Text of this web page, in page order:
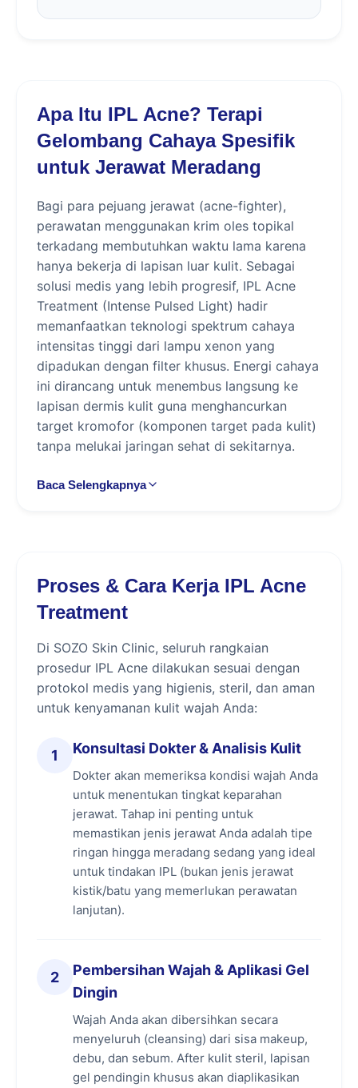
Apa Itu IPL Acne? Terapi
Gelombang Cahaya Spesifik
untuk Jerawat Meradang
Bagi para pejuang jerawat (acne-fighter),
perawatan menggunakan krim oles topikal
terkadang membutuhkan waktu lama karena
hanya bekerja di lapisan luar kulit. Sebagai
solusi medis yang lebih progresif, IPL Acne
Treatment (Intense Pulsed Light) hadir
memanfaatkan teknologi spektrum cahaya
intensitas tinggi dari lampu xenon yang
dipadukan dengan filter khusus. Energi cahaya
ini dirancang untuk menembus langsung ke
lapisan dermis kulit guna menghancurkan
target kromofor (komponen target pada kulit)
tanpa melukai jaringan sehat di sekitarnya.
Perbedaan Mendasar Antara Terapi IPL
kedua teknologi medis ini memiliki
karakteristik dan cara kerja yang berbeda:
panjang gelombang cahaya tunggal
(monokromatik) yang terfokus secara
sempit pada satu titik sel saja, mirip dengan
prinsip kerja sinar penunjuk (laser pointer).
IPL Treatment: Menggunakan spektrum
broad-spectrum (berbagai macam
gelombang cahaya) yang dipancarkan
secara simultan. Karakteristik ini membuat
IPL mampu menjangkau area kulit
berjerawat yang jauh lebih luas dalam satu
kali tembakan, memiliki fleksibilitas tinggi,
serta memiliki risiko efek samping yang
jauh lebih minimal dibandingkan laser
4 Manfaat Utama Perawatan IPL Acne
untuk Kesehatan Kulit
Perawatan IPL acne di SOZO Skin Clinic
menjadi pilihan utama karena memberikan aksi
ganda pencerahan dan penyembuhan secara
komprehensif langsung pada sumber masalah:
Baca Selengkapnya
Proses & Cara Kerja IPL Acne
Treatment
Di SOZO Skin Clinic, seluruh rangkaian
prosedur IPL Acne dilakukan sesuai dengan
protokol medis yang higienis, steril, dan aman
untuk kenyamanan kulit wajah Anda:
1 Konsultasi Dokter & Analisis Kulit
Dokter akan memeriksa kondisi wajah Anda
untuk menentukan tingkat keparahan
jerawat. Tahap ini penting untuk
memastikan jenis jerawat Anda adalah tipe
ringan hingga meradang sedang yang ideal
untuk tindakan IPL (bukan jenis jerawat
kistik/batu yang memerlukan perawatan
lanjutan).
2
Pembersihan Wajah & Aplikasi Gel
Dingin
Wajah Anda akan dibersihkan secara
menyeluruh (cleansing) dari sisa makeup,
debu, dan sebum. After kulit steril, lapisan
gel pendingin khusus akan diaplikasikan